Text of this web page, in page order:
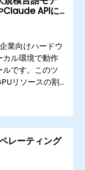
Claude APIに
業向けハードウ
カル環境で動作
です。このツ
リソースの割
、組織はプロ
、Google
、Qwenと
ることが可能
レーティング